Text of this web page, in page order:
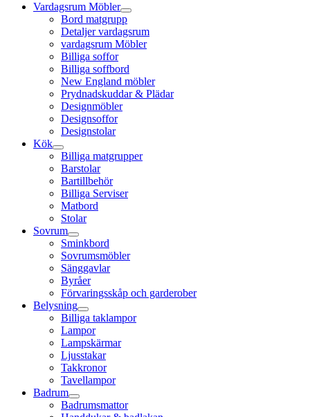
Vardagsrum Möbler
Bord matgrupp
Detaljer vardagsrum
vardagsrum Möbler
Billiga soffor
Billiga soffbord
New England möbler
Prydnadskuddar & Plädar
Designmöbler
Designsoffor
Designstolar
Kök
Billiga matgrupper
Barstolar
Bartillbehör
Billiga Serviser
Matbord
Stolar
Sovrum
Sminkbord
Sovrumsmöbler
Sänggavlar
Byråer
Förvaringsskåp och garderober
Belysning
Billiga taklampor
Lampor
Lampskärmar
Ljusstakar
Takkronor
Tavellampor
Badrum
Badrumsmattor